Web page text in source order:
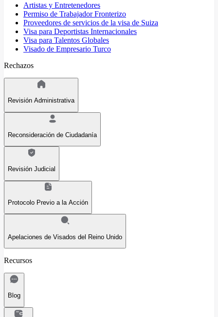
Artistas y Entretenedores
Permiso de Trabajador Fronterizo
Proveedores de servicios de la visa de Suiza
Visa para Deportistas Internacionales
Visa para Talentos Globales
Visado de Empresario Turco
Rechazos
Revisión Administrativa
Reconsideración de Ciudadanía
Revisión Judicial
Protocolo Previo a la Acción
Apelaciones de Visados del Reino Unido
Recursos
Blog